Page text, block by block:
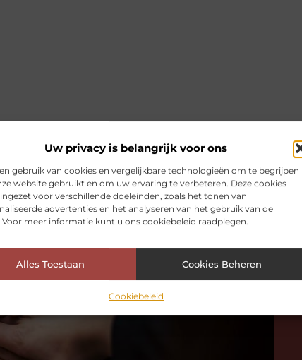
Uw privacy is belangrijk voor ons
gebruik van cookies en vergelijkbare technologieën om te begrijpen
website gebruikt en om uw ervaring te verbeteren. Deze cookies
voor verschillende doeleinden, zoals het tonen van
advertenties en het analyseren van het gebruik van de
Voor meer informatie kunt u ons cookiebeleid raadplegen.
Alles Toestaan Cookies Beheren
Cookiebeleid